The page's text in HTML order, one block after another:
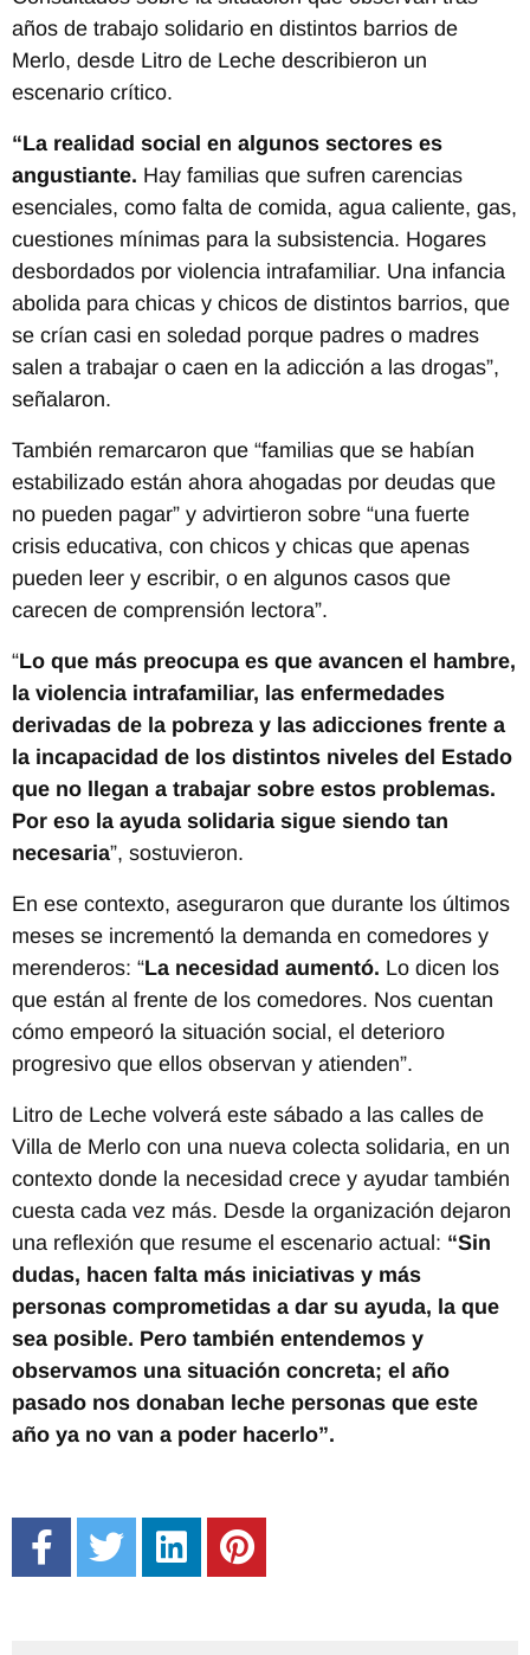
años de trabajo solidario en distintos barrios de
Merlo, desde Litro de Leche describieron un
escenario crítico.
“La realidad social en algunos sectores es
angustiante. Hay familias que sufren carencias
esenciales, como falta de comida, agua caliente, gas,
cuestiones mínimas para la subsistencia. Hogares
desbordados por violencia intrafamiliar. Una infancia
abolida para chicas y chicos de distintos barrios, que
se crían casi en soledad porque padres o madres
salen a trabajar o caen en la adicción a las drogas”,
señalaron.
También remarcaron que “familias que se habían
estabilizado están ahora ahogadas por deudas que
no pueden pagar” y advirtieron sobre “una fuerte
crisis educativa, con chicos y chicas que apenas
pueden leer y escribir, o en algunos casos que
carecen de comprensión lectora”.
“Lo que más preocupa es que avancen el hambre,
la violencia intrafamiliar, las enfermedades
derivadas de la pobreza y las adicciones frente a
la incapacidad de los distintos niveles del Estado
que no llegan a trabajar sobre estos problemas.
Por eso la ayuda solidaria sigue siendo tan
necesaria”, sostuvieron.
En ese contexto, aseguraron que durante los últimos
meses se incrementó la demanda en comedores y
merenderos: “La necesidad aumentó. Lo dicen los
que están al frente de los comedores. Nos cuentan
cómo empeoró la situación social, el deterioro
progresivo que ellos observan y atienden”.
Litro de Leche volverá este sábado a las calles de
Villa de Merlo con una nueva colecta solidaria, en un
contexto donde la necesidad crece y ayudar también
cuesta cada vez más. Desde la organización dejaron
una reflexión que resume el escenario actual: “Sin
dudas, hacen falta más iniciativas y más
personas comprometidas a dar su ayuda, la que
sea posible. Pero también entendemos y
observamos una situación concreta; el año
pasado nos donaban leche personas que este
año ya no van a poder hacerlo”.